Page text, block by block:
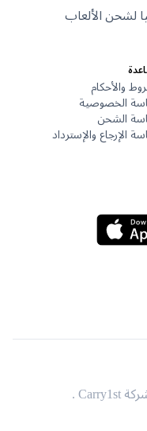
الألعاب
والإسترداد